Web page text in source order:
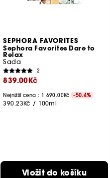
SEPHORA FAVORITES
Sephora Favorites Dare to
Relax
Sada
2
839.00Kč
Nejnižší cena : 1 690.00Kč -50.4%
390.23Kč / 100ml
Vložit do košíku